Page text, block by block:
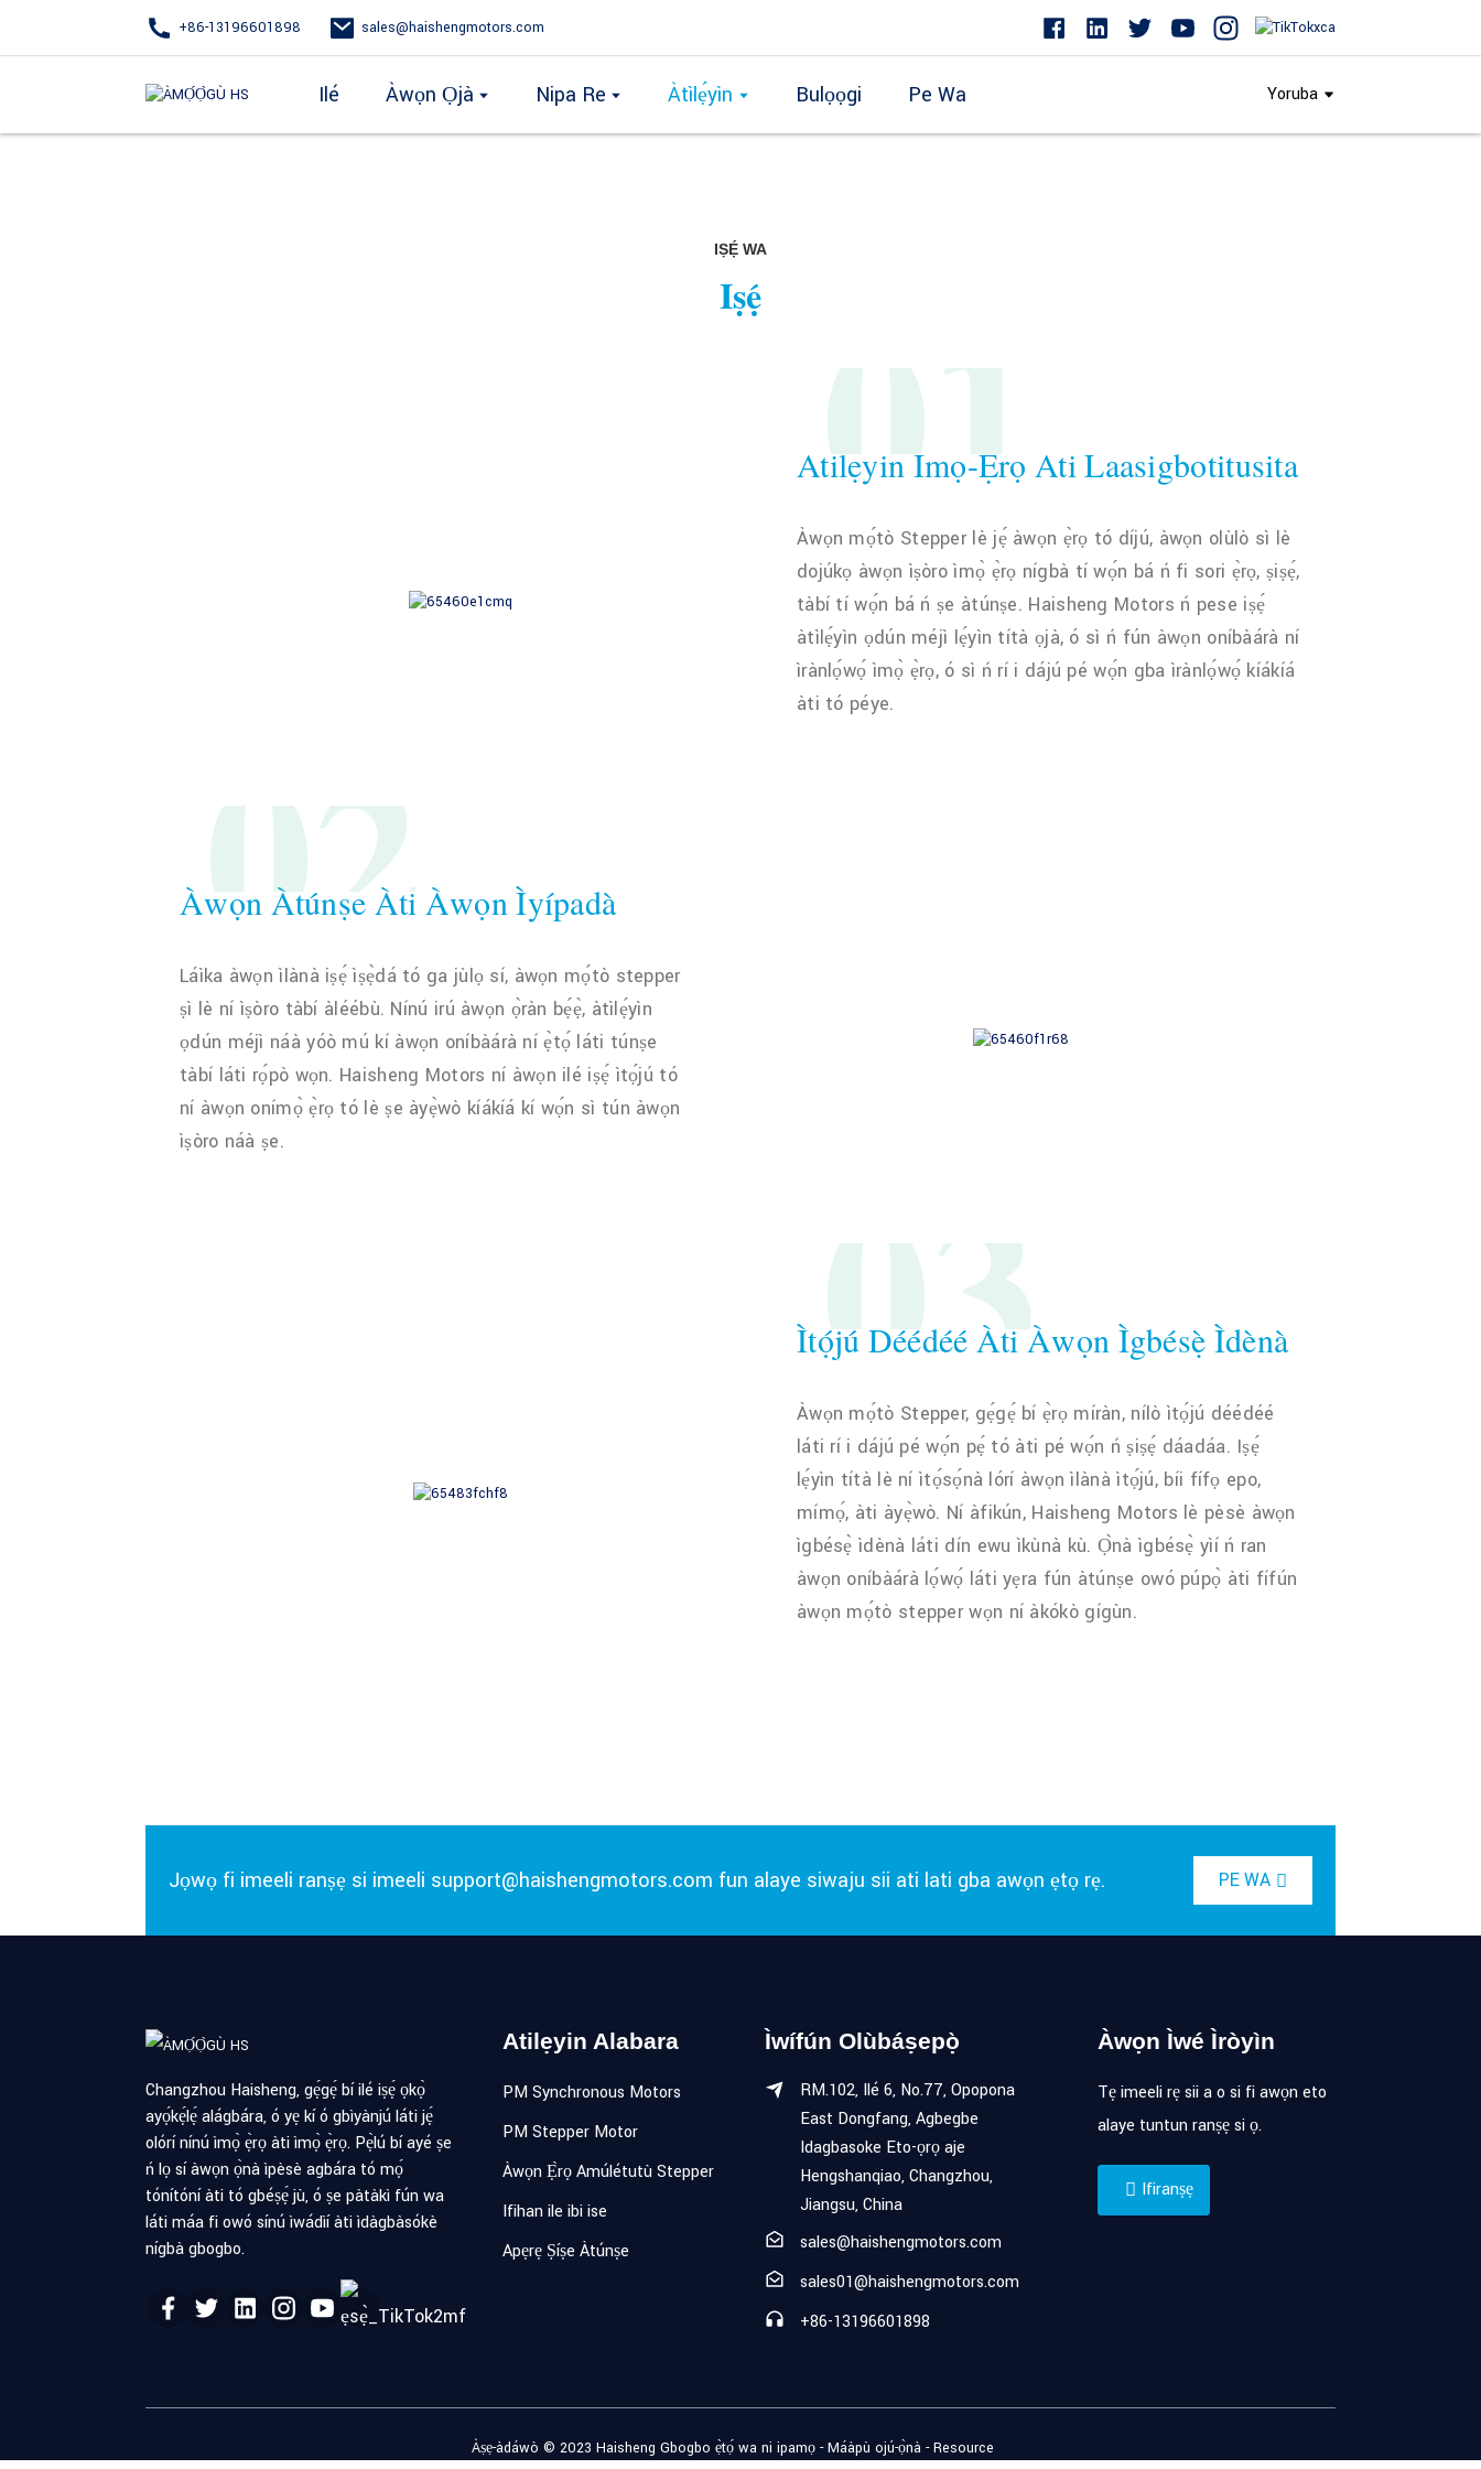
+86-13196601898 sales@haishengmotors.com
Ilé Àwọn Ọjà Nipa Re Àtìlẹ́yìn Bulọọgi Pe Wa Yoruba
IṢẸ́ WA
Iṣẹ́ 01
Atilẹyin Imọ-Ẹrọ Ati Laasigbotitusita
Àwọn mọ́tò Stepper lè jẹ́ àwọn ẹ̀rọ tó díjú, àwọn olùlò sì lè
dojúkọ àwọn ìṣòro ìmọ̀ ẹ̀rọ nígbà tí wọ́n bá ń fi sori ẹ̀rọ, ṣiṣẹ́,
tàbí tí wọ́n bá ń ṣe àtúnṣe. Haisheng Motors ń pese iṣẹ́
àtìlẹ́yìn ọdún méjì lẹ́yìn títà ọjà, ó sì ń fún àwọn oníbàárà ní
ìrànlọ́wọ́ ìmọ̀ ẹ̀rọ, ó sì ń rí i dájú pé wọ́n gba ìrànlọ́wọ́ kíákíá
àti tó péye.
02
Àwọn Àtúnṣe Àti Àwọn Ìyípadà
Láìka àwọn ìlànà iṣẹ́ ìṣẹ̀dá tó ga jùlọ sí, àwọn mọ́tò stepper
ṣì lè ní ìṣòro tàbí àléébù. Nínú irú àwọn ọ̀ràn bẹ́ẹ̀, àtìlẹ́yìn
ọdún méjì náà yóò mú kí àwọn oníbàárà ní ẹ̀tọ́ láti túnṣe
tàbí láti rọ́pò wọn. Haisheng Motors ní àwọn ilé iṣẹ́ ìtọ́jú tó
ní àwọn onímọ̀ ẹ̀rọ tó lè ṣe àyẹ̀wò kíákíá kí wọ́n sì tún àwọn
ìṣòro náà ṣe.
03
Ìtọ́jú Déédéé Àti Àwọn Ìgbésẹ̀ Ìdènà
Àwọn mọ́tò Stepper, gẹ́gẹ́ bí ẹ̀rọ míràn, nílò ìtọ́jú déédéé
láti rí i dájú pé wọ́n pẹ́ tó àti pé wọ́n ń ṣiṣẹ́ dáadáa. Iṣẹ́
lẹ́yìn títà lè ní ìtọ́sọ́nà lórí àwọn ìlànà ìtọ́jú, bíi fífọ epo,
mímọ́, àti àyẹ̀wò. Ní àfikún, Haisheng Motors lè pèsè àwọn
ìgbésẹ̀ ìdènà láti dín ewu ìkùnà kù. Ọ̀nà ìgbésẹ̀ yìí ń ran
àwọn oníbàárà lọ́wọ́ láti yẹra fún àtúnṣe owó púpọ̀ àti fífún
àwọn mọ́tò stepper wọn ní àkókò gígùn.
Jọwọ fi imeeli ranṣẹ si imeeli support@haishengmotors.com fun alaye siwaju sii ati lati gba awọn ẹtọ rẹ. PE WA
Changzhou Haisheng, gẹ́gẹ́ bí ilé iṣẹ́ ọkọ̀
ayọ́kẹ́lẹ́ alágbára, ó yẹ kí ó gbìyànjú láti jẹ́
olórí nínú ìmọ̀ ẹ̀rọ àti ìmọ̀ ẹ̀rọ. Pẹ̀lú bí ayé ṣe
ń lọ sí àwọn ọ̀nà ìpèsè agbára tó mọ́
tónítóní àti tó gbéṣẹ́ jù, ó ṣe pàtàkì fún wa
láti máa fi owó sínú ìwádìí àti ìdàgbàsókè
nígbà gbogbo.
Atilẹyin Alabara
PM Synchronous Motors
PM Stepper Motor
Àwọn Ẹ̀rọ Amúlétutù Stepper
Ifihan ile ibi ise
Apẹrẹ Ṣíṣe Àtúnṣe
Ìwífún Olùbáṣepọ̀
RM.102, Ilé 6, No.77, Opopona
East Dongfang, Agbegbe
Idagbasoke Eto-ọrọ aje
Hengshanqiao, Changzhou,
Jiangsu, China
sales@haishengmotors.com
sales01@haishengmotors.com
+86-13196601898
Àwọn Ìwé Ìròyìn
Tẹ imeeli rẹ sii a o si fi awọn eto
alaye tuntun ranṣẹ si ọ.
Ifiranṣẹ
Àṣẹ-àdáwò © 2023 Haisheng Gbogbo ẹ̀tọ́ wa ni ipamọ -Máàpù ojú-ọ̀nà-Resource